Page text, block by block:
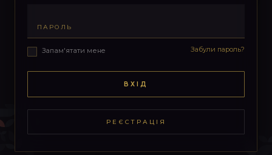
ПАРОЛЬ
Запам'ятати мене Забули пароль?
ВХІД
РЕЄСТРАЦІЯ